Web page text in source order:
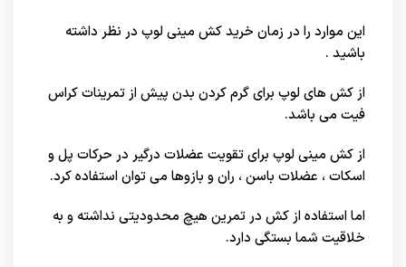
این موارد را در زمان خرید کش مینی لوپ در نظر داشته
باشید .
از کش های لوپ برای گرم کردن بدن پیش از تمرینات کراس
فیت می باشد.
از کش مینی لوپ برای تقویت عضلات درگیر در حرکات پل و
اسکات ، عضلات باسن ، ران و بازوها می توان استفاده کرد.
اما استفاده از کش در تمرین هیچ محدودیتی نداشته و به
خلاقیت شما بستگی دارد.